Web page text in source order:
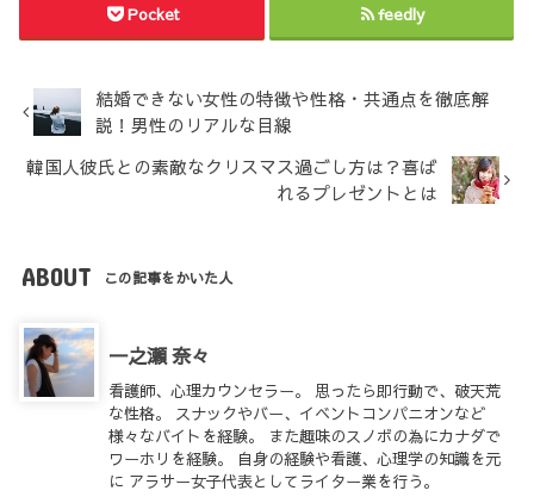
Pocket feedly
結婚できない女性の特徴や性格・共通点を徹底解
説！男性のリアルな目線
韓国人彼氏との素敵なクリスマス過ごし方は？喜ば
れるプレゼントとは
ABOUT この記事をかいた人
一之瀬 奈々
看護師、心理カウンセラー。 思ったら即行動で、破天荒
な性格。 スナックやバー、イベントコンパニオンなど
様々なバイトを経験。 また趣味のスノボの為にカナダで
ワーホリを経験。 自身の経験や看護、心理学の知識を元
に アラサー女子代表としてライター業を行う。